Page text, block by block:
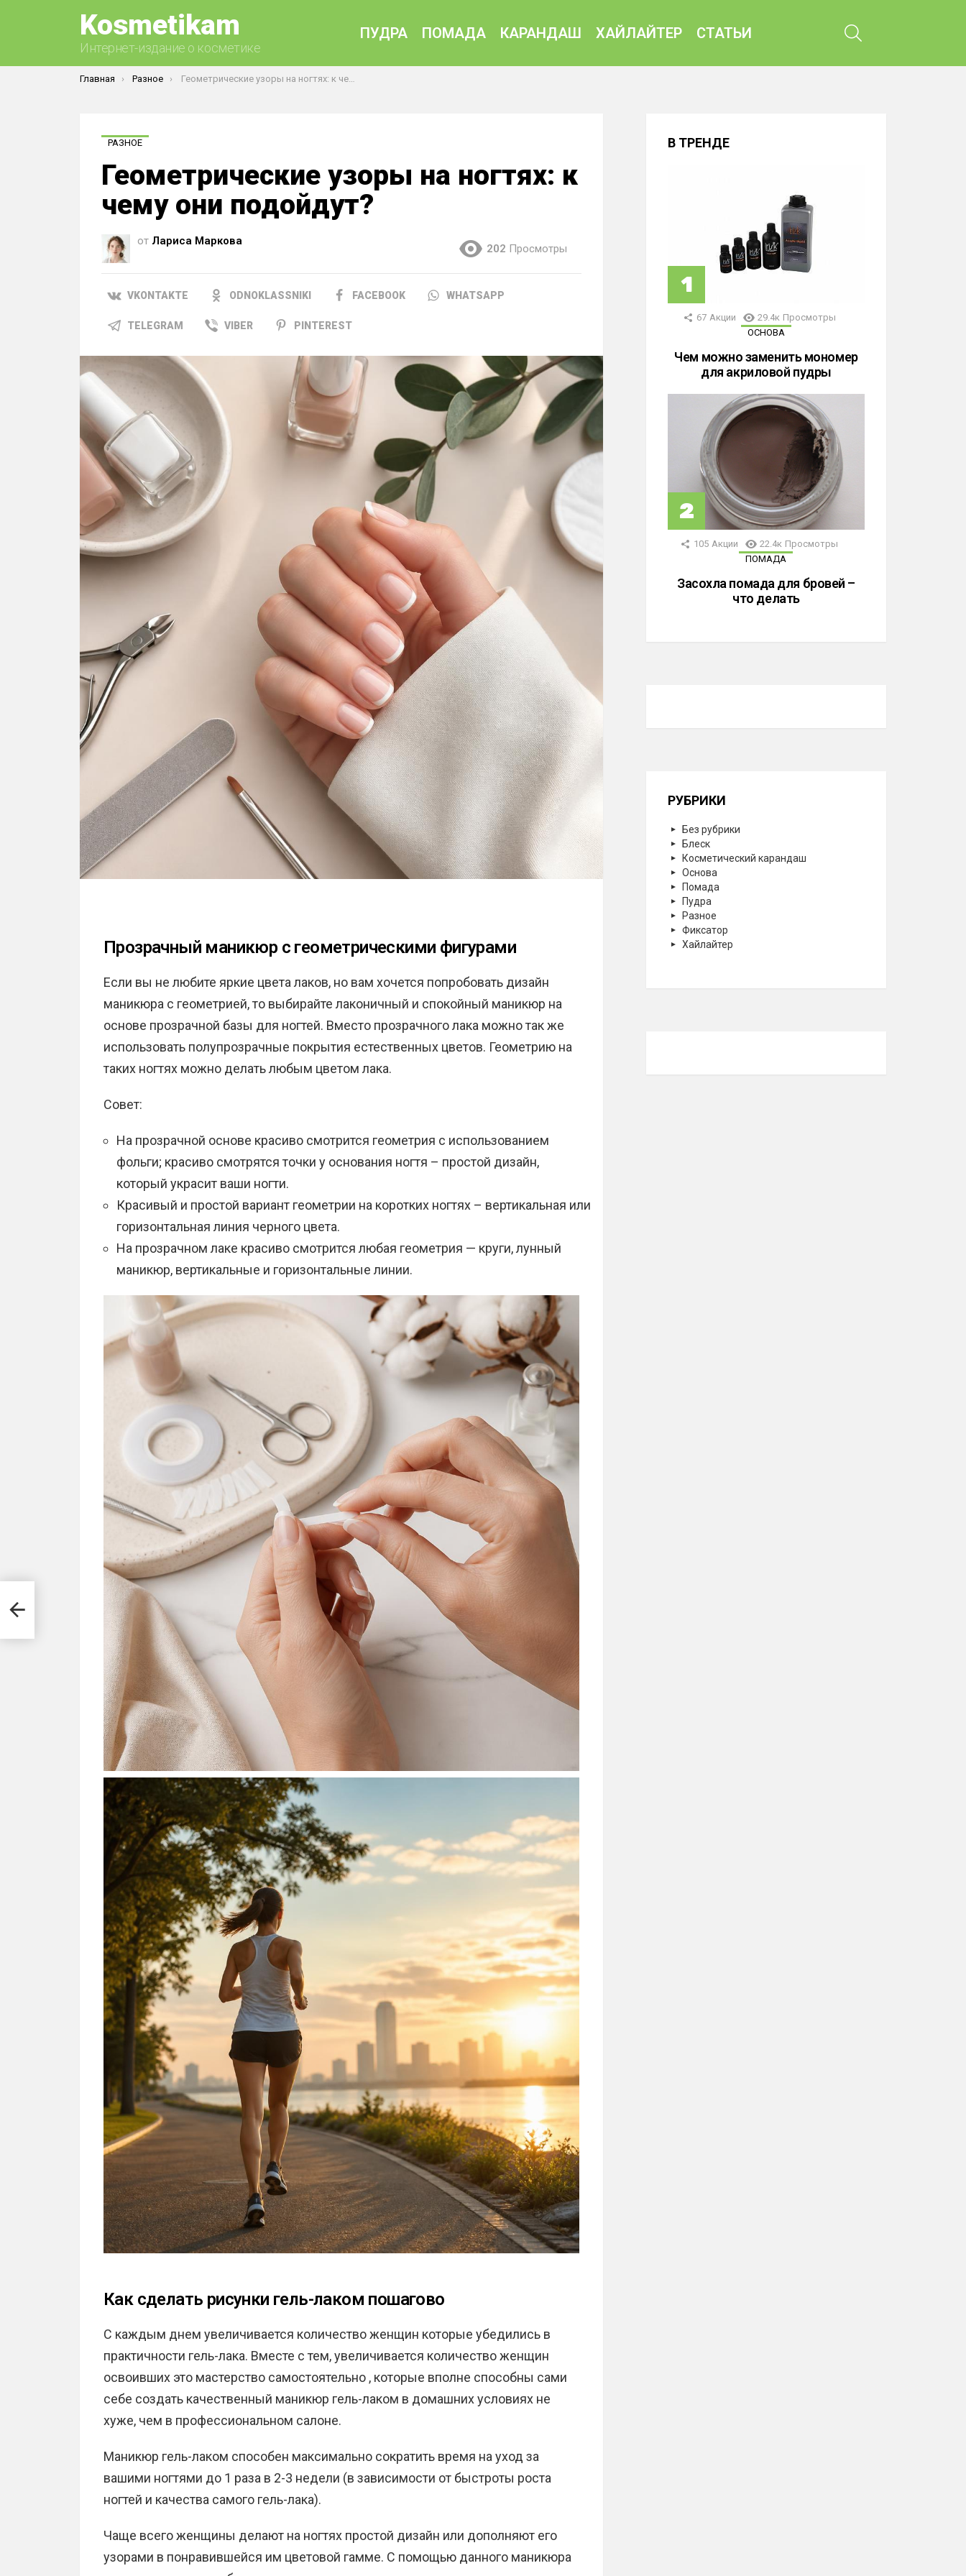
Kosmetikam
Интернет-издание о косметике
ПУДРА ПОМАДА КАРАНДАШ ХАЙЛАЙТЕР СТАТЬИ
Вы здесь:
Главная Разное Геометрические узоры на ногтях: к чему они подойдут?
РАЗНОЕ
Геометрические узоры на ногтях: к
чему они подойдут?
от Лариса Маркова
202 Просмотры
VKONTAKTE ODNOKLASSNIKI FACEBOOK WHATSAPP
TELEGRAM VIBER PINTEREST
Прозрачный маникюр с геометрическими фигурами
Если вы не любите яркие цвета лаков, но вам хочется попробовать дизайн
маникюра с геометрией, то выбирайте лаконичный и спокойный маникюр на
основе прозрачной базы для ногтей. Вместо прозрачного лака можно так же
использовать полупрозрачные покрытия естественных цветов. Геометрию на
таких ногтях можно делать любым цветом лака.
Совет:
На прозрачной основе красиво смотрится геометрия с использованием
фольги; красиво смотрятся точки у основания ногтя – простой дизайн,
который украсит ваши ногти.
Красивый и простой вариант геометрии на коротких ногтях – вертикальная или
горизонтальная линия черного цвета.
На прозрачном лаке красиво смотрится любая геометрия — круги, лунный
маникюр, вертикальные и горизонтальные линии.
Как сделать рисунки гель-лаком пошагово
С каждым днем увеличивается количество женщин которые убедились в
практичности гель-лака. Вместе с тем, увеличивается количество женщин
освоивших это мастерство самостоятельно , которые вполне способны сами
себе создать качественный маникюр гель-лаком в домашних условиях не
хуже, чем в профессиональном салоне.
Маникюр гель-лаком способен максимально сократить время на уход за
вашими ногтями до 1 раза в 2-3 недели (в зависимости от быстроты роста
ногтей и качества самого гель-лака).
Чаще всего женщины делают на ногтях простой дизайн или дополняют его
узорами в понравившейся им цветовой гамме. С помощью данного маникюра
В ТРЕНДЕ
67 Акции 29.4к Просмотры
ОСНОВА
Чем можно заменить мономер
для акриловой пудры
105 Акции 22.4к Просмотры
ПОМАДА
Засохла помада для бровей –
что делать
РУБРИКИ
Без рубрики
Блеск
Косметический карандаш
Основа
Помада
Пудра
Разное
Фиксатор
Хайлайтер